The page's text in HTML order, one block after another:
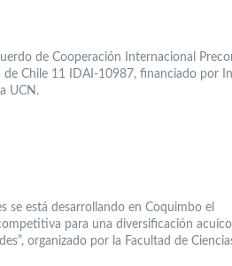
de Cooperación Internacional
Chile 11 IDAI-10987, financiado por
UCN.
se está desarrollando en Coquimbo el
para una diversificación
organizado por la Facultad de